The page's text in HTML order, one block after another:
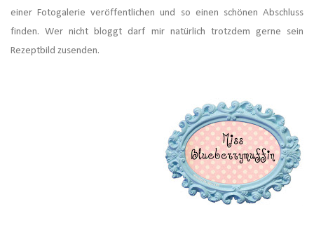
einer Fotogalerie veröffentlichen und so einen schönen Abschluss
finden.Wer nicht bloggt darf mir natürlich trotzdem gerne sein
Rezeptbild zusenden.